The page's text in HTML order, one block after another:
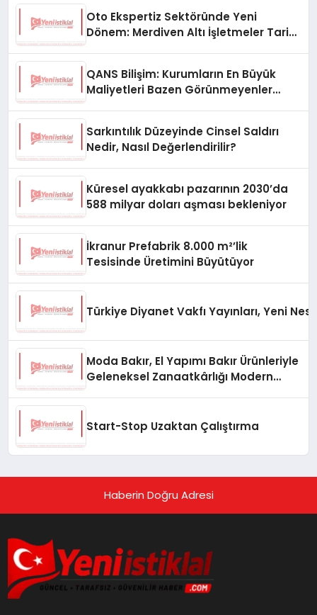
Oto Ekspertiz Sektöründe Yeni
Dönem: Merdiven Altı İşletmeler Tarih
QANS Bilişim: Kurumların En Büyük
Maliyetleri Bazen Görünmeyenler
Sarkıntılık Düzeyinde Cinsel Saldırı
Nedir, Nasıl Değerlendirilir?
Küresel ayakkabı pazarının 2030’da
588 milyar doları aşması bekleniyor
İkranur Prefabrik 8.000 m²’lik
Tesisinde Üretimini Büyütüyor
Türkiye Diyanet Vakfı Yayınları, Yeni
Moda Bakır, El Yapımı Bakır Ürünleriyle
Geleneksel Zanaatkârlığı Modern
Start-Stop Uzaktan Çalıştırma
Haberin Doğru Adresi